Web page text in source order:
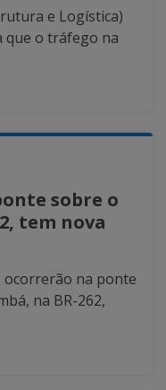
e Logística)
que o tráfego na
sobre o
tem nova
na ponte
na BR-262,